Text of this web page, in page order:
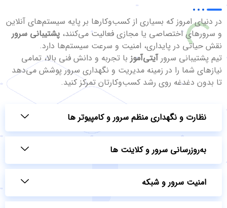
در دنیای امروز که بسیاری از کسب‌وکارها بر پایه سیستم‌های آنلاین
و سرورهای اختصاصی یا مجازی فعالیت می‌کنند، پشتیبانی سرور
نقش حیاتی در پایداری، امنیت و سرعت سیستم‌ها دارد.
تیم پشتیبانی سرورآیتی‌آموز با تجربه و دانش فنی بالا، تمامی
نیازهای شما را در زمینه مدیریت و نگهداری سرور پوشش می‌دهد
تا بدون دغدغه روی رشد کسب‌وکارتان تمرکز کنید.
نظارت و نگهداری منظم سرور و کامپیوتر ها
به‌روزرسانی سرور و کلاینت ها
امنیت سرور و شبکه